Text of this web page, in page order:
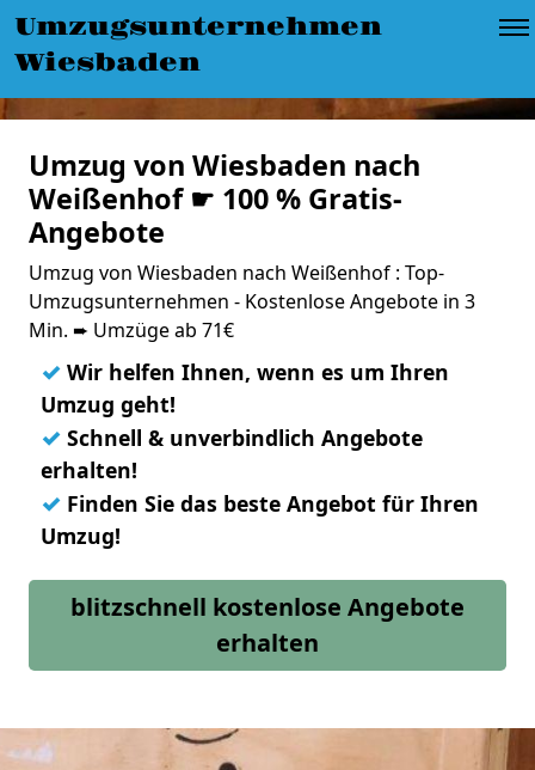
Umzugsunternehmen
Wiesbaden
Umzug von Wiesbaden nach
Weißenhof ☛ 100 % Gratis-
Angebote
Umzug von Wiesbaden nach Weißenhof : Top-
Umzugsunternehmen - Kostenlose Angebote in 3
Min. ➨ Umzüge ab 71€
✓ Wir helfen Ihnen, wenn es um Ihren
Umzug geht!
✓ Schnell & unverbindlich Angebote
erhalten!
✓ Finden Sie das beste Angebot für Ihren
Umzug!
blitzschnell kostenlose Angebote
erhalten